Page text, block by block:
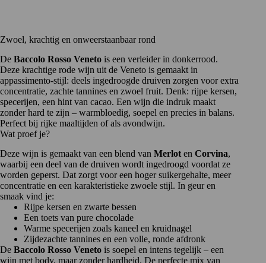
Zwoel, krachtig en onweerstaanbaar rond
De Baccolo Rosso Veneto is een verleider in donkerrood.
Deze krachtige rode wijn uit de Veneto is gemaakt in
appassimento-stijl: deels ingedroogde druiven zorgen voor extra
concentratie, zachte tannines en zwoel fruit. Denk: rijpe kersen,
specerijen, een hint van cacao. Een wijn die indruk maakt
zonder hard te zijn – warmbloedig, soepel en precies in balans.
Perfect bij rijke maaltijden of als avondwijn.
Wat proef je?
Deze wijn is gemaakt van een blend van Merlot en Corvina
waarbij een deel van de druiven wordt ingedroogd voordat ze
worden geperst. Dat zorgt voor een hoger suikergehalte, meer
concentratie en een karakteristieke zwoele stijl. In geur en
smaak vind je:
Rijpe kersen en zwarte bessen
Een toets van pure chocolade
Warme specerijen zoals kaneel en kruidnagel
Zijdezachte tannines en een volle, ronde afdronk
De Baccolo Rosso Veneto is soepel en intens tegelijk – een
wijn met body, maar zonder hardheid. De perfecte mix van